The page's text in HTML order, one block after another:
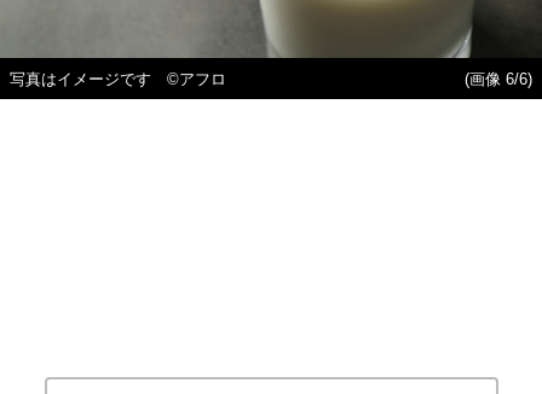
写真はイメージです ©アフロ (画像 6/6)